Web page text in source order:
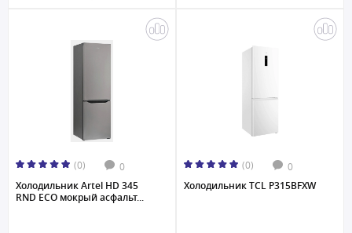
(0) 0
Холодильник Artel HD 345
RND ECO мокрый асфальт...
(0) 0
Холодильник TCL P315BFXW